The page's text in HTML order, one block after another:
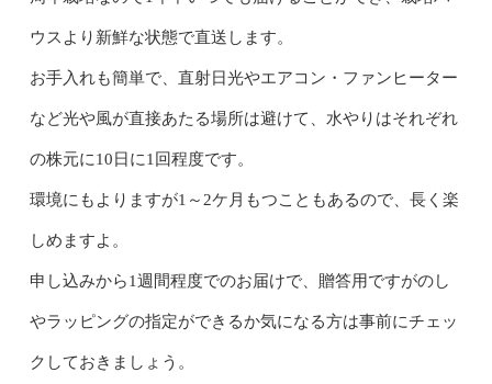
ウスより新鮮な状態で直送します。
お手入れも簡単で、直射日光やエアコン・ファンヒーター
など光や風が直接あたる場所は避けて、水やりはそれぞれ
の株元に10日に1回程度です。
環境にもよりますが1～2ケ月もつこともあるので、長く楽
しめますよ。
申し込みから1週間程度でのお届けで、贈答用ですがのし
やラッピングの指定ができるか気になる方は事前にチェッ
クしておきましょう。